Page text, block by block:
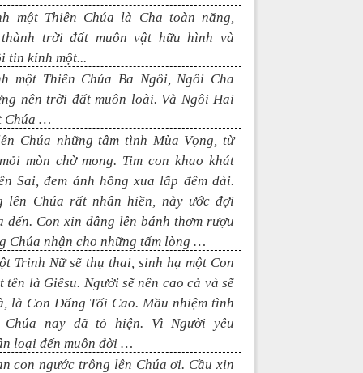
một Thiên Chúa là Cha toàn năng,
trời đất muôn vật hữu hình và
tin kính một...
một Thiên Chúa Ba Ngôi, Ngôi Cha
nên trời đất muôn loài. Và Ngôi Hai
Chúa …
Chúa những tâm tình Mùa Vọng, từ
mòn chờ mong. Tim con khao khát
Sai, đem ánh hồng xua lấp đêm dài.
lên Chúa rất nhân hiền, này ước đợi
đến. Con xin dâng lên bánh thơm rượu
Chúa nhận cho những tấm lòng …
Trinh Nữ sẽ thụ thai, sinh hạ một Con
tên là Giêsu. Người sẽ nên cao cả và sẽ
là Con Đấng Tối Cao. Mầu nhiệm tình
Chúa nay đã tỏ hiện. Vì Người yêu
loại đến muôn đời …
con ngước trông lên Chúa ơi. Cầu xin